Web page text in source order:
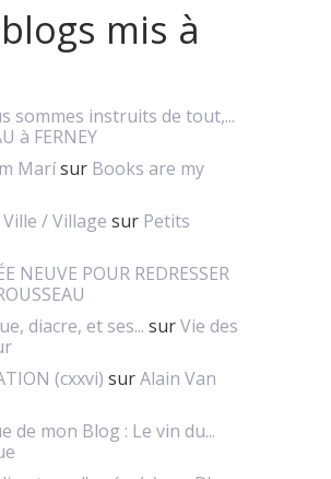
mis à
sommes instruits de tout,...
à FERNEY
Marísur Books are my
/ Village sur Petits
NEUVE POUR REDRESSER
diacre, et ses... surVie des
(cxxvi) surAlain Van
de mon Blog : Le vin du...